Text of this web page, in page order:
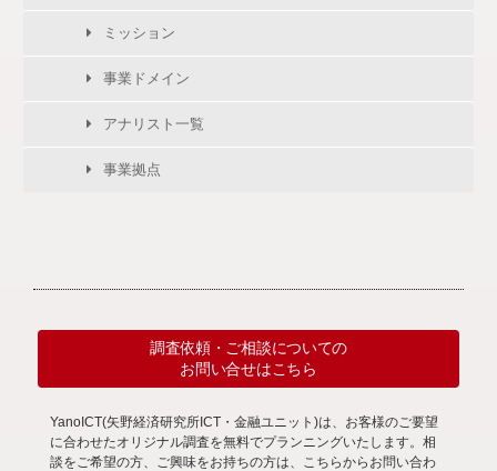
ミッション
事業ドメイン
アナリスト一覧
事業拠点
調査依頼・ご相談についての
お問い合せはこちら
YanoICT(矢野経済研究所ICT・金融ユニット)は、お客様のご要望
に合わせたオリジナル調査を無料でプランニングいたします。相
談をご希望の方、ご興味をお持ちの方は、こちらからお問い合わ